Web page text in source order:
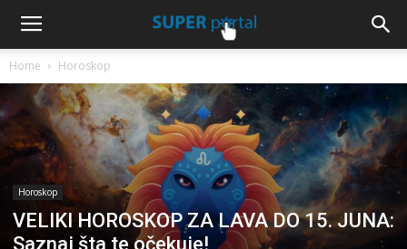
Home Horoskop
Horoskop
VELIKI HOROSKOP ZA LAVA DO 15. JUNA:
Saznaj šta te očekuje!